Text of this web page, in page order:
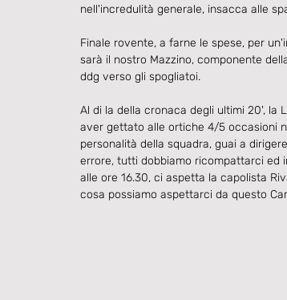
nell'incredulità generale, insacca alle
Finale rovente, a farne le spese, per
sarà il nostro Mazzino, componente
ddg verso gli spogliatoi.
Al di la della cronaca degli ultimi 20', la
aver gettato alle ortiche 4/5 occasioni
personalità della squadra, guai a
errore, tutti dobbiamo ricompattarci ed
alle ore 16.30, ci aspetta la capolista
cosa possiamo aspettarci da questo